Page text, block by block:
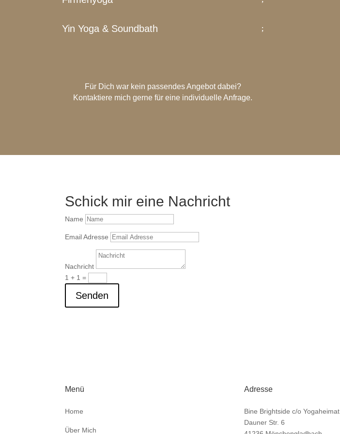
Yin Yoga & Soundbath
Für Dich war kein passendes Angebot dabei?
Kontaktiere mich gerne für eine individuelle Anfrage.
Schick mir eine Nachricht
Name
Email Adresse
Nachricht
1 + 1 =
Senden
Menü
Home
Über Mich
Adresse
Bine Brightside c/o Yogaheimat
Dauner Str. 6